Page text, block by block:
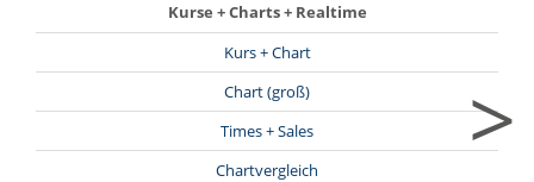
Kurse + Charts + Realtime
Kurs + Chart
Chart (groß)
Times + Sales
Chartvergleich
>